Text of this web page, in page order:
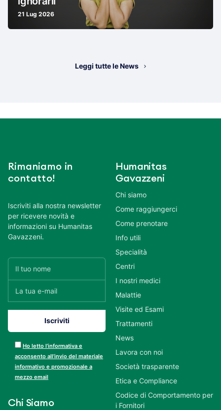
21 Lug 2026
Leggi tutte le News
Rimaniamo in
contatto!
Iscriviti alla nostra newsletter
per ricevere novità e
informazioni su Humanitas
Gavazzeni.
Ho letto l’informativa e
acconsento all’invio del materiale
informativo e promozionale a
mezzo email
Chi Siamo
Humanitas
Gavazzeni
Chi siamo
Come raggiungerci
Come prenotare
Info utili
Specialità
Centri
I nostri medici
Malattie
Visite ed Esami
Trattamenti
News
Lavora con noi
Società trasparente
Etica e Compliance
Codice di Comportamento per
i Fornitori